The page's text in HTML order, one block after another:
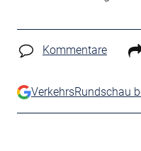
Kommentare
VerkehrsRundschau